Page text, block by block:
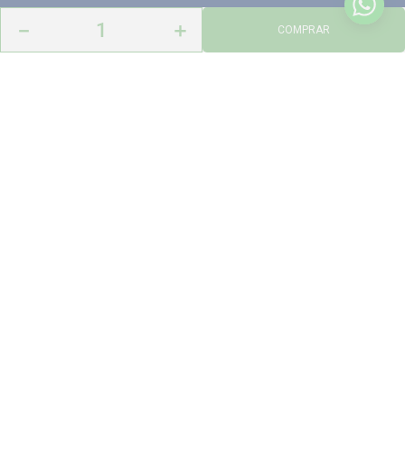
＋
－ COMPRAR
FERRAMENTAS MANUIAIS
MEDIÇÃO
TELEVENDAS
FORMAS DE PAGAMENTO